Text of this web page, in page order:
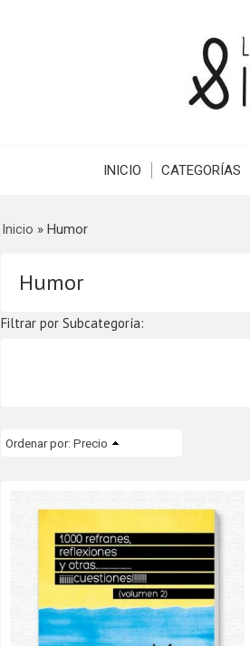
INICIO CATEGORÍAS
Inicio » Humor
Humor
Filtrar por Subcategoría:
Ordenar por: Precio